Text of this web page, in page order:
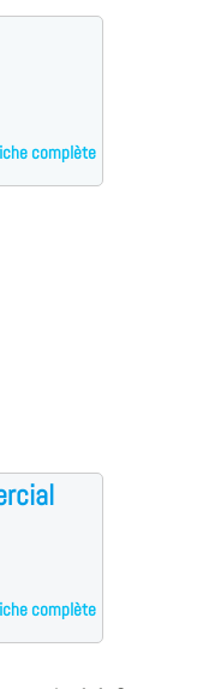
complète
complète